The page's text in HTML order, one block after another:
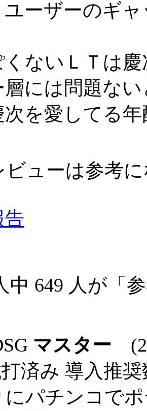
ーザーのギ
くないＬＴは
には問題な
を愛してる
ビューは参考
告
中 649 人が「
マスター
済み 導入推
にパチンコで